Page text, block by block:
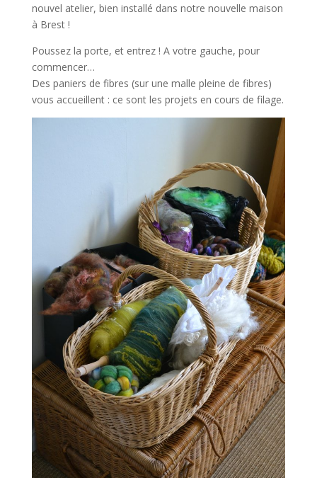
nouvel atelier, bien installé dans notre nouvelle maison
à Brest !
Poussez la porte, et entrez ! A votre gauche, pour
commencer…
Des paniers de fibres (sur une malle pleine de fibres)
vous accueillent : ce sont les projets en cours de filage.